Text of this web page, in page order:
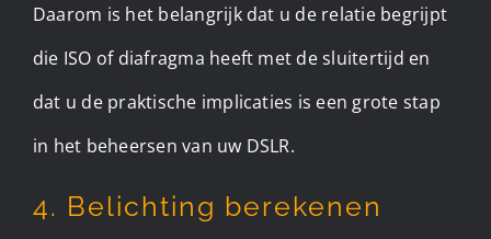
Daarom is het belangrijk dat u de relatie begrijpt
die ISO of diafragma heeft met de sluitertijd en
dat u de praktische implicaties is een grote stap
in het beheersen van uw DSLR. ​
4. Belichting berekenen